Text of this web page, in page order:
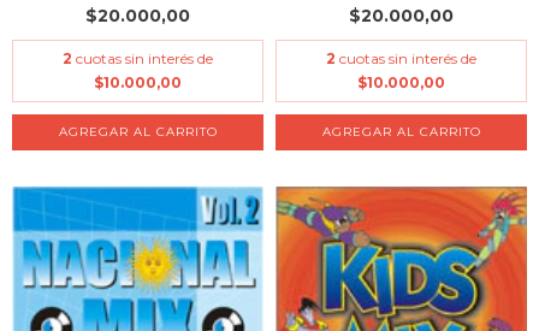
$20.000,00
2 cuotas sin interés de
$10.000,00
$20.000,00
2 cuotas sin interés de
$10.000,00